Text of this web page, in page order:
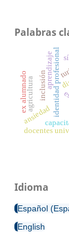
Palabras
identidad profesional
aprendizaje
inclusión
ansiedad
docentes
agricultura
ex alumnado
Idioma
Español
English